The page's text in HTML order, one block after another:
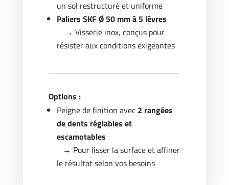
un sol restructuré et uniforme
Paliers SKF Ø 50 mm à 5 lèvres
→ Visserie inox, conçus pour
résister aux conditions exigeantes
Options :
Peigne de finition avec 2 rangées
de dents réglables et
escamotables
→ Pour lisser la surface et affiner
le résultat selon vos besoins